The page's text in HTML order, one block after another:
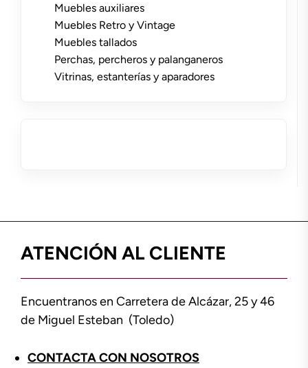
Muebles auxiliares
Muebles Retro y Vintage
Muebles tallados
Perchas, percheros y palanganeros
Vitrinas, estanterías y aparadores
ATENCIÓN AL CLIENTE
Encuentranos en Carretera de Alcázar, 25 y 46
de Miguel Esteban (Toledo)
CONTACTA CON NOSOTROS